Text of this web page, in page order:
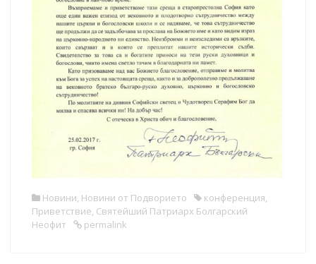
Новини, Новини от Подворието конференция,
Приветствие, Святейший Патриарх Болгарский
Неофит
permalink